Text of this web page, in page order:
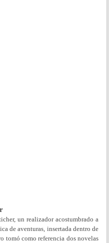
un realizador acostumbrado a
de aventuras, insertada dentro de
tomó como referencia dos novelas